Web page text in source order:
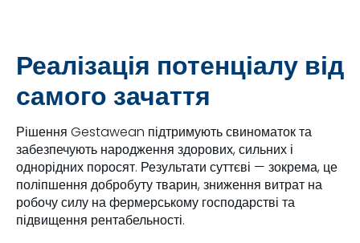
Реалізація потенціалу від
самого зачаття
Рішення Gestawean підтримують свиноматок та
забезпечують народження здорових, сильних і
однорідних поросят. Результати суттєві — зокрема, це
поліпшення добробуту тварин, зниження витрат на
робочу силу на фермерському господарстві та
підвищення рентабельності.